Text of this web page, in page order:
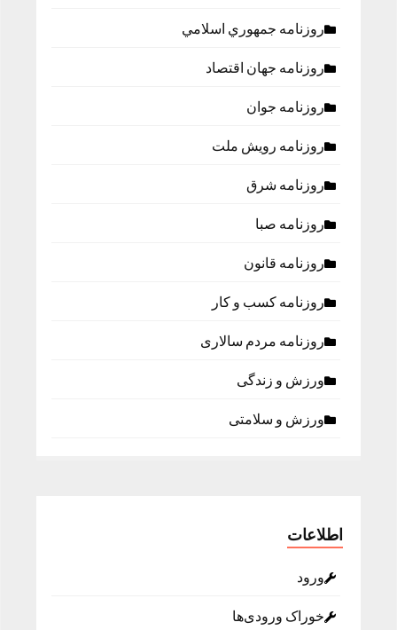
روزنامه جمهوري اسلامي
روزنامه جهان اقتصاد
روزنامه جوان
روزنامه رویش ملت
روزنامه شرق
روزنامه صبا
روزنامه قانون
روزنامه كسب و كار
روزنامه مردم سالاری
ورزش و زندگی
ورزش و سلامتی
اطلاعات
ورود
خوراک ورودی‌ها